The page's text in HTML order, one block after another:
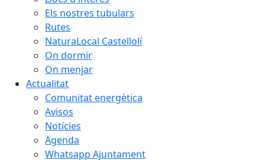
Els nostres tubulars
Rutes
NaturaLocal Castellolí
On dormir
On menjar
Actualitat
Comunitat energètica
Avisos
Notícies
Agenda
Whatsapp Ajuntament